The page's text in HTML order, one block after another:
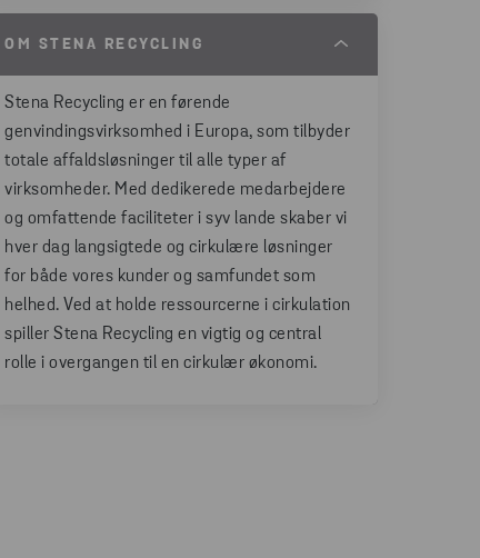
OM STENA RECYCLING
Stena Recycling er en førende
genvindingsvirksomhed i Europa, som tilbyder
totale affaldsløsninger til alle typer af
virksomheder. Med dedikerede medarbejdere
og omfattende faciliteter i syv lande skaber vi
hver dag langsigtede og cirkulære løsninger
for både vores kunder og samfundet som
helhed. Ved at holde ressourcerne i cirkulation
spiller Stena Recycling en vigtig og central
rolle i overgangen til en cirkulær økonomi.